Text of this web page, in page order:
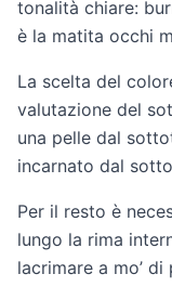
tonalità chiare:
è la matita occhi
La scelta del
valutazione del
una pelle dal
incarnato dal
Per il resto è
lungo la rima
lacrimare a mo’ di